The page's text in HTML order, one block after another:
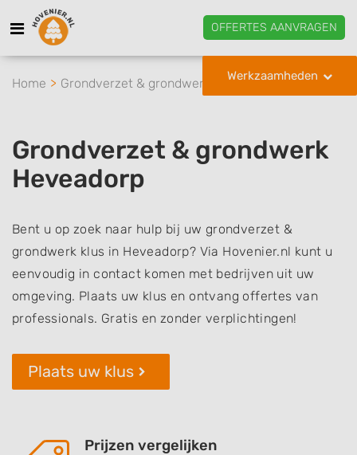
OFFERTES AANVRAGEN
Werkzaamheden
Home Grondverzet & grondwerk Heveadorp
Grondverzet & grondwerk
Heveadorp
Bent u op zoek naar hulp bij uw grondverzet &
grondwerk klus in Heveadorp? Via Hovenier.nl kunt u
eenvoudig in contact komen met bedrijven uit uw
omgeving. Plaats uw klus en ontvang offertes van
professionals. Gratis en zonder verplichtingen!
Plaats uw klus
Prijzen vergelijken